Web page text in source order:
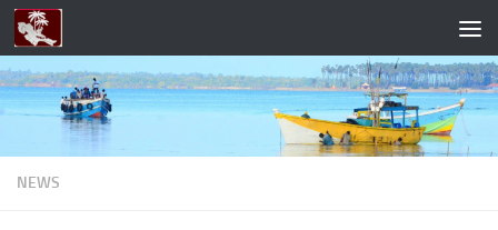
Skip to content
NEWS